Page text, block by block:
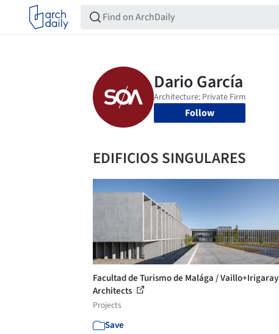
Follow
EDIFICIOS SINGULARES
Facultad de Turismo de Malága / Vaillo+Irigaray
Architects
Projects
Save